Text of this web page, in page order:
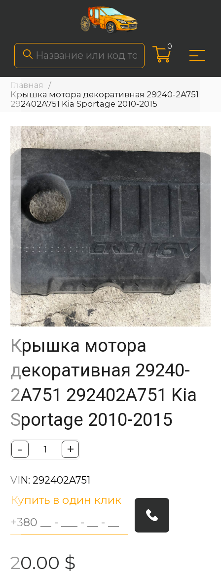
0
Главная
Крышка мотора декоративная 29240-2A751
292402A751 Kia Sportage 2010-2015
Крышка мотора
декоративная 29240-
2A751 292402A751 Kia
Sportage 2010-2015
- +
VIN: 292402A751
20.00 $
Купить в один клик